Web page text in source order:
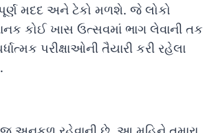
મદદ અને ટેકો મળશે. જે લોકો
કોઈ ખાસ ઉત્સવમાં ભાગ લેવાની તક
પરીક્ષાઓની તૈયારી કરી રહેલા